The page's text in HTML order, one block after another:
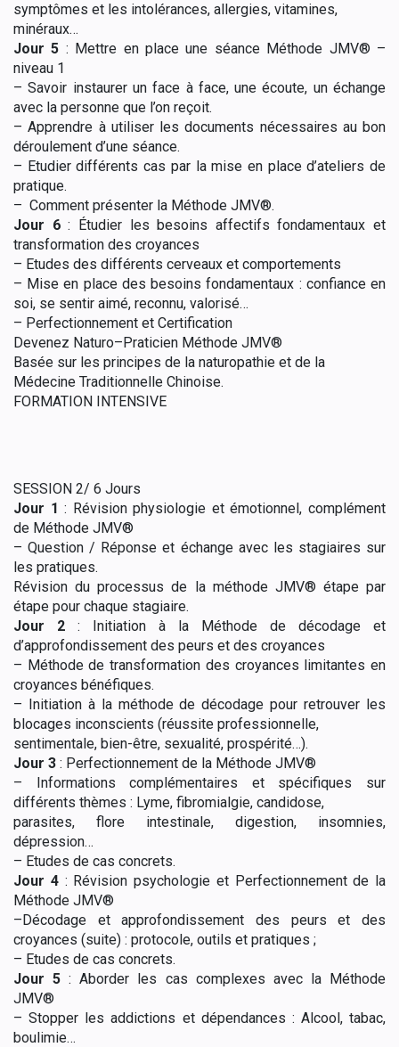
symptômes et les intolérances, allergies, vitamines,
minéraux…
Jour 5 : Mettre en place une séance Méthode JMV® –
niveau 1
–Savoir instaurer un face à face, une écoute, un échange
avec la personne que l’on reçoit.
–Apprendre à utiliser les documents nécessaires au bon
déroulement d’une séance.
– Etudier différents cas par la mise en place d’ateliers de
pratique.
– Comment présenter la Méthode JMV®.
Jour 6: Étudier les besoins affectifs fondamentaux et
transformation des croyances
– Etudes des différents cerveaux et comportements
– Mise en place des besoins fondamentaux : confiance en
soi, se sentir aimé, reconnu, valorisé…
– Perfectionnement et Certification
Devenez Naturo–Praticien Méthode JMV®
Basée sur les principes de la naturopathie et de la
Médecine Traditionnelle Chinoise.
FORMATION INTENSIVE
SESSION 2/ 6 Jours
Jour 1 : Révision physiologie et émotionnel, complément
de Méthode JMV®
– Question / Réponse et échange avec les stagiaires sur
les pratiques.
Révision du processus de la méthode JMV® étape par
étape pour chaque stagiaire.
Jour 2 : Initiation à la
Méthode de décodage et
d’approfondissement des peurs et des croyances
– Méthode de transformation des croyances limitantes en
croyances bénéfiques.
– Initiation à la méthode de décodage pour retrouver les
blocages inconscients (réussite professionnelle,
sentimentale, bien-être, sexualité, prospérité…).
Jour 3 : Perfectionnement de la Méthode JMV®
–
Informations complémentaires et spécifiques sur
différents thèmes : Lyme, fibromialgie, candidose,
parasites, flore
intestinale, digestion, insomnies,
dépression…
– Etudes de cas concrets.
Jour 4: Révision psychologie et Perfectionnement de la
Méthode JMV®
–Décodage et approfondissement des peurs et des
croyances (suite) : protocole, outils et pratiques ;
– Etudes de cas concrets.
Jour 5 : Aborder les cas complexes avec la Méthode
JMV®
– Stopper les addictions et dépendances : Alcool, tabac,
boulimie…